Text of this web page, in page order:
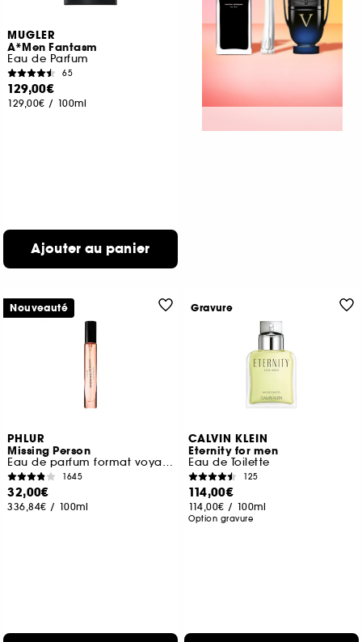
MUGLER
A*Men Fantasm
Eau de Parfum
65
129,00€
129,00€ / 100ml
Ajouter au panier
PHLUR
Missing Person
Eau de parfum format voyage
1645
32,00€
336,84€ / 100ml
Nouveauté
CALVIN KLEIN
Eternity for men
Eau de Toilette
125
114,00€
114,00€ / 100ml
Option gravure
Gravure